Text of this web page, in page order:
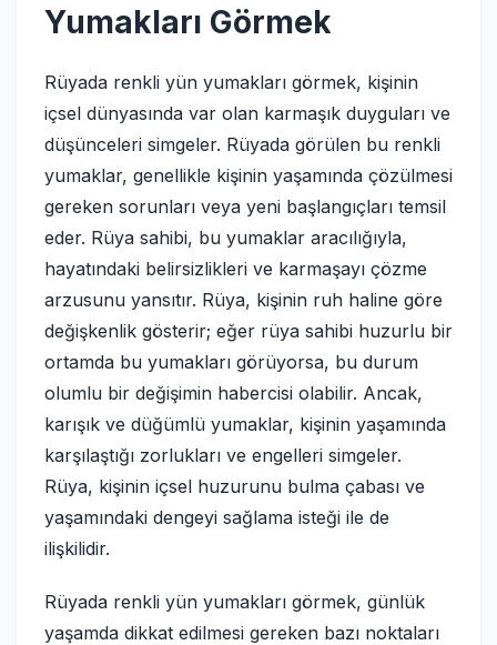
Yumakları Görmek
Rüyada renkli yün yumakları görmek, kişinin
içsel dünyasında var olan karmaşık duyguları ve
düşünceleri simgeler. Rüyada görülen bu renkli
yumaklar, genellikle kişinin yaşamında çözülmesi
gereken sorunları veya yeni başlangıçları temsil
eder. Rüya sahibi, bu yumaklar aracılığıyla,
hayatındaki belirsizlikleri ve karmaşayı çözme
arzusunu yansıtır. Rüya, kişinin ruh haline göre
değişkenlik gösterir; eğer rüya sahibi huzurlu bir
ortamda bu yumakları görüyorsa, bu durum
olumlu bir değişimin habercisi olabilir. Ancak,
karışık ve düğümlü yumaklar, kişinin yaşamında
karşılaştığı zorlukları ve engelleri simgeler.
Rüya, kişinin içsel huzurunu bulma çabası ve
yaşamındaki dengeyi sağlama isteği ile de
ilişkilidir.
Rüyada renkli yün yumakları görmek, günlük
yaşamda dikkat edilmesi gereken bazı noktaları